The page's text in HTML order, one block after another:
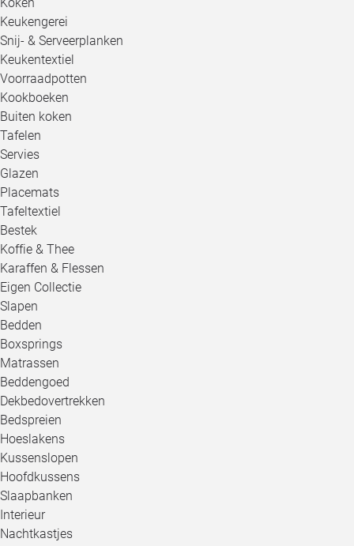
Keukengerei
Snij- & Serveerplanken
Keukentextiel
Voorraadpotten
Kookboeken
Buiten koken
Tafelen
Servies
Glazen
Placemats
Tafeltextiel
Bestek
Koffie & Thee
Karaffen & Flessen
Eigen Collectie
Slapen
Bedden
Boxsprings
Matrassen
Beddengoed
Dekbedovertrekken
Bedspreien
Hoeslakens
Kussenslopen
Hoofdkussens
Slaapbanken
Interieur
Nachtkastjes